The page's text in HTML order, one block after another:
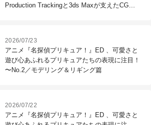
Production Trackingと3ds Maxが支えたCG制
2026/07/23
アニメ『名探偵プリキュア！』ED 、可愛さと
遊び心あふれるプリキュアたちの表現に注目！
〜No.2／モデリング＆リギング篇
2026/07/22
アニメ『名探偵プリキュア！』ED 、可愛さと